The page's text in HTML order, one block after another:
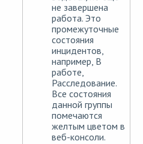
не завершена
работа. Это
промежуточные
состояния
инцидентов,
например, В
работе,
Расследование.
Все состояния
данной группы
помечаются
желтым цветом в
веб-консоли.